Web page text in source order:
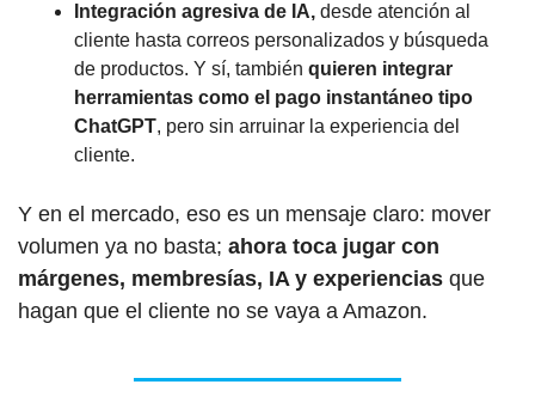
Integración agresiva de IA, desde atención al
cliente hasta correos personalizados y búsqueda
de productos. Y sí, también quieren integrar
herramientas como el pago instantáneo tipo
ChatGPT, pero sin arruinar la experiencia del
cliente.
Y en el mercado, eso es un mensaje claro: mover
volumen ya no basta; ahora toca jugar con
márgenes, membresías, IA y experiencias que
hagan que el cliente no se vaya a Amazon.